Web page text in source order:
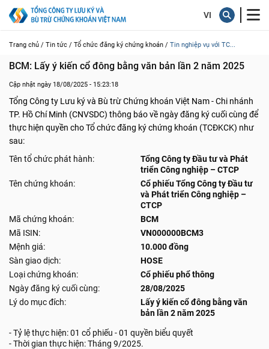
Trang chủ / Tin tức / Tổ chức đăng ký chứng khoán / Tin nghiệp vụ với TC...
BCM: Lấy ý kiến cổ đông bằng văn bản lần 2 năm 2025
Cập nhật ngày 18/08/2025 - 15:23:18
Tổng Công ty Lưu ký và Bù trừ Chứng khoán Việt Nam - Chi nhánh
TP. Hồ Chí Minh (CNVSDC) thông báo về ngày đăng ký cuối cùng để
thực hiện quyền cho Tổ chức đăng ký chứng khoán (TCĐKCK) như
sau:
Tên tổ chức phát hành:
Tổng Công ty Đầu tư và Phát
triển Công nghiệp – CTCP
Tên chứng khoán:
Cổ phiếu Tổng Công ty Đầu tư
và Phát triển Công nghiệp –
CTCP
Mã chứng khoán:
BCM
Mã ISIN:
VN000000BCM3
Mệnh giá:
10.000 đồng
Sàn giao dịch:
HOSE
Loại chứng khoán:
Cổ phiếu phổ thông
Ngày đăng ký cuối cùng:
28/08/2025
Lý do mục đích:
Lấy ý kiến cổ đông bằng văn
bản lần 2 năm 2025
- Tỷ lệ thực hiện: 01 cổ phiếu - 01 quyền biểu quyết
- Thời gian thực hiện: Tháng 9/2025.